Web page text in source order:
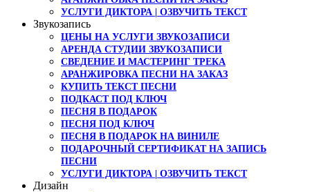
УСЛУГИ ДИКТОРА | ОЗВУЧИТЬ ТЕКСТ
Звукозапись
ЦЕНЫ НА УСЛУГИ ЗВУКОЗАПИСИ
АРЕНДА СТУДИИ ЗВУКОЗАПИСИ
СВЕДЕНИЕ И МАСТЕРИНГ ТРЕКА
АРАНЖИРОВКА ПЕСНИ НА ЗАКАЗ
КУПИТЬ ТЕКСТ ПЕСНИ
ПОДКАСТ ПОД КЛЮЧ
ПЕСНЯ В ПОДАРОК
ПЕСНЯ ПОД КЛЮЧ
ПЕСНЯ В ПОДАРОК НА ВИНИЛЕ
ПОДАРОЧНЫЙ СЕРТИФИКАТ НА ЗАПИСЬ
ПЕСНИ
УСЛУГИ ДИКТОРА | ОЗВУЧИТЬ ТЕКСТ
Дизайн